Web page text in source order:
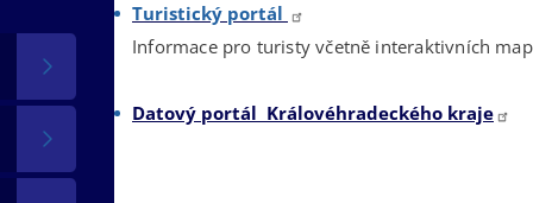
Turistický portál
Informace pro turisty včetně interaktivních map
Datový portál Královéhradeckého kraje